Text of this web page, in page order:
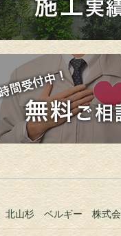
山杉 ベルギー 株式会